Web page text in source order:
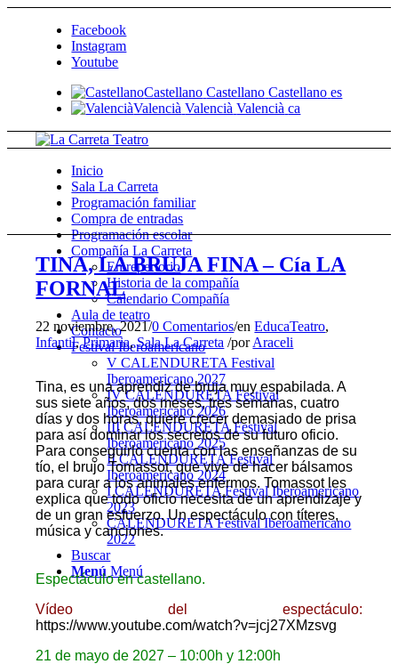
Facebook
Instagram
Youtube
Castellano Castellano Castellano es
Valencià Valencià Valencià ca
Inicio
Sala La Carreta
Programación familiar
Compra de entradas
Programación escolar
Compañía La Carreta
En repertorio
Historia de la compañía
Calendario Compañía
Aula de teatro
Contacto
Festival Iberoamericano
V CALENDURETA Festival
Iberoamericano 2027
IV CALENDURETA Festival
Iberoamericano 2026
III CALENDURETA Festival
Iberoamericano 2025
II CALENDURETA Festival
Iberoamericano 2024
I CALENDURETA Festival Iberoamericano
2023
CALENDURETA Festival Iberoamericano
2022
Buscar
Menú Menú
TINA, LA BRUJA FINA – Cía LA
FORNAL
22 noviembre, 2021/0 Comentarios/enEducaTeatro,
Infantil,Primaria,Sala La Carreta /porAraceli
Tina, es una aprendiz de bruja muy espabilada. A
sus siete años, dos meses, tres semanas, cuatro
días y dos horas, quiere crecer demasiado de prisa
para así dominar los secretos de su futuro oficio.
Para conseguirlo cuenta con las enseñanzas de su
tío, el brujo Tomassot, que vive de hacer bálsamos
para curar a los animales enfermos. Tomassot les
explica que todo oficio necesita de unaprendizajey
de un granesfuerzo. Un espectáculo con títeres,
música y canciones.
Espectáculo en castellano.
Vídeo del espectáculo:
https://www.youtube.com/watch?v=jcj27XMzsvg
21 de mayo de 2027 – 10:00h y 12:00h